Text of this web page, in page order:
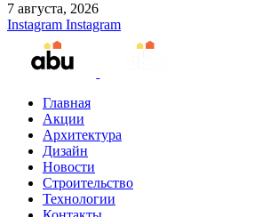
7 августа, 2026
Instagram Instagram
Главная
Акции
Архитектура
Дизайн
Новости
Строительство
Технологии